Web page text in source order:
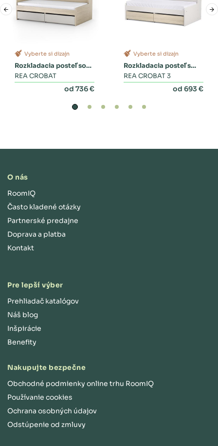
Vyberte si dizajn
Rozkladacia posteľ so
zásuvkami
REA CROBAT
od 736 €
Vyberte si dizajn
Rozkladacia posteľ s
dvoma zásuvkami a
REA CROBAT 3
od 693 €
O nás
RoomIQ
Často kladené otázky
Partnerské predajne
Doprava a platba
Kontakt
Pre lepší výber
Prehliadač katalógov
Náš blog
Inšpirácie
Benefity
Nakupujte bezpečne
Obchodné podmienky online trhu RoomIQ
Používanie cookies
Ochrana osobných údajov
Odstúpenie od zmluvy